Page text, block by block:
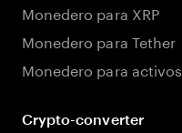
Monedero para XRP
Monedero para Tether
Monedero para activos
Crypto-converter